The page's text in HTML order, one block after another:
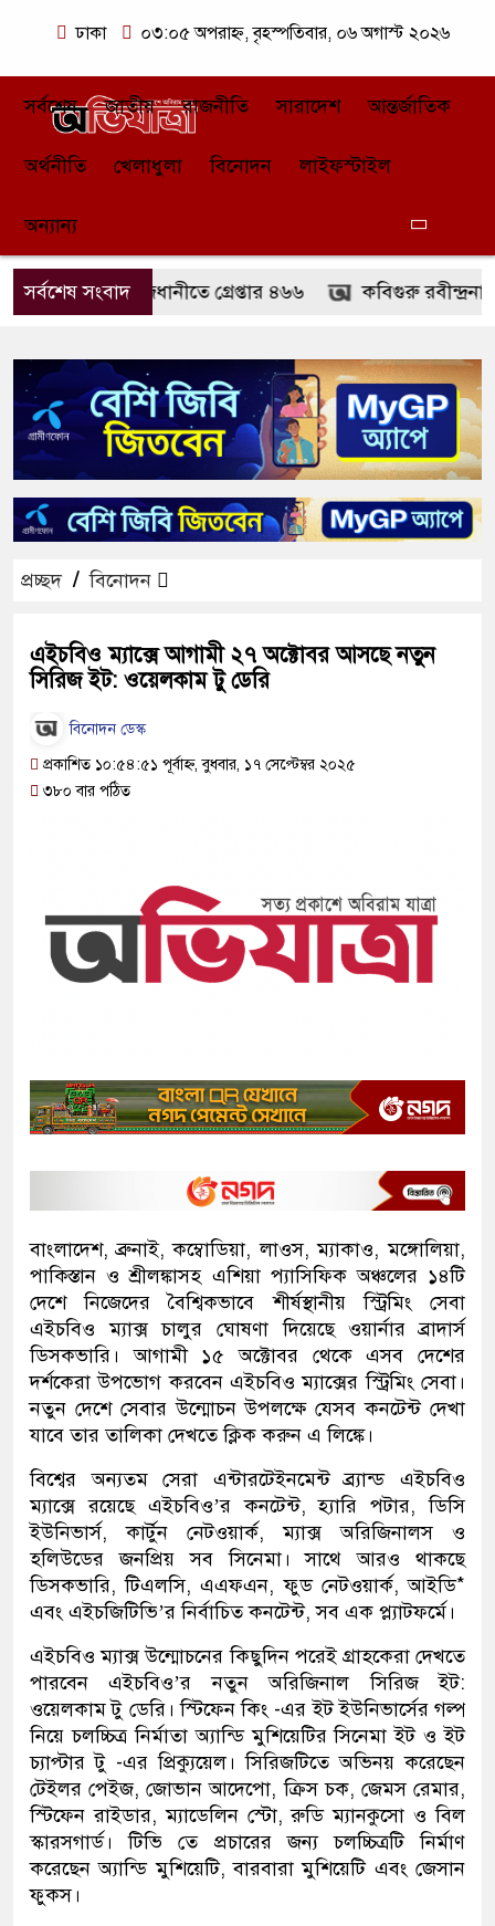
ঢাকা ০৩:০৫ অপরাহ্ন, বৃহস্পতিবার, ০৬ অগাস্ট ২০২৬
সর্বশেষ জাতীয় রাজনীতি সারাদেশ আন্তর্জাতিক
অর্থনীতি খেলাধুলা বিনোদন লাইফস্টাইল
অন্যান্য
সর্বশেষ সংবাদ
রাজধানীতে গ্রেপ্তার ৪৬৬ কবিগুরু রবীন্দ্রনাথ
প্রচ্ছদ/বিনোদন
এইচবিও ম্যাক্সে আগামী ২৭ অক্টোবর আসছে নতুন
সিরিজ ইট: ওয়েলকাম টু ডেরি
বিনোদন ডেস্ক
প্রকাশিত ১০:৫৪:৫১ পূর্বাহ্ন, বুধবার, ১৭ সেপ্টেম্বর ২০২৫
৩৮০ বার পঠিত
বাংলাদেশ, ব্রুনাই, কম্বোডিয়া, লাওস, ম্যাকাও, মঙ্গোলিয়া,
পাকিস্তান ও শ্রীলঙ্কাসহ এশিয়া প্যাসিফিক অঞ্চলের ১৪টি
দেশে নিজেদের বৈশ্বিকভাবে শীর্ষস্থানীয় স্ট্রিমিং সেবা
এইচবিও ম্যাক্স চালুর ঘোষণা দিয়েছে ওয়ার্নার ব্রাদার্স
ডিসকভারি। আগামী ১৫ অক্টোবর থেকে এসব দেশের
দর্শকেরা উপভোগ করবেন এইচবিও ম্যাক্সের স্ট্রিমিং সেবা।
নতুন দেশে সেবার উন্মোচন উপলক্ষে যেসব কনটেন্ট দেখা
যাবে তার তালিকা দেখতে ক্লিক করুন এ লিঙ্কে।
বিশ্বের অন্যতম সেরা এন্টারটেইনমেন্ট ব্র্যান্ড এইচবিও
ম্যাক্সে রয়েছে এইচবিও’র কনটেন্ট, হ্যারি পটার, ডিসি
ইউনিভার্স, কার্টুন নেটওয়ার্ক, ম্যাক্স অরিজিনালস ও
হলিউডের জনপ্রিয় সব সিনেমা। সাথে আরও থাকছে
ডিসকভারি, টিএলসি, এএফএন, ফুড নেটওয়ার্ক, আইডি*
এবং এইচজিটিভি’র নির্বাচিত কনটেন্ট, সব এক প্ল্যাটফর্মে।
এইচবিও ম্যাক্স উন্মোচনের কিছুদিন পরেই গ্রাহকেরা দেখতে
পারবেন এইচবিও’র নতুন অরিজিনাল সিরিজ ইট:
ওয়েলকাম টু ডেরি। স্টিফেন কিং -এর ইট ইউনিভার্সের গল্প
নিয়ে চলচ্চিত্র নির্মাতা অ্যান্ডি মুশিয়েটির সিনেমা ইট ও ইট
চ্যাপ্টার টু -এর প্রিক্যুয়েল। সিরিজটিতে অভিনয় করেছেন
টেইলর পেইজ, জোভান আদেপো, ক্রিস চক, জেমস রেমার,
স্টিফেন রাইডার, ম্যাডেলিন স্টো, রুডি ম্যানকুসো ও বিল
স্কারসগার্ড। টিভি তে প্রচারের জন্য চলচ্চিত্রটি নির্মাণ
করেছেন অ্যান্ডি মুশিয়েটি, বারবারা মুশিয়েটি এবং জেসান
ফুকস।